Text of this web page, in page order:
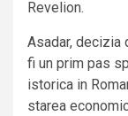
Revelion.
Asadar, decizia
fi un prim pas
istorica in
starea